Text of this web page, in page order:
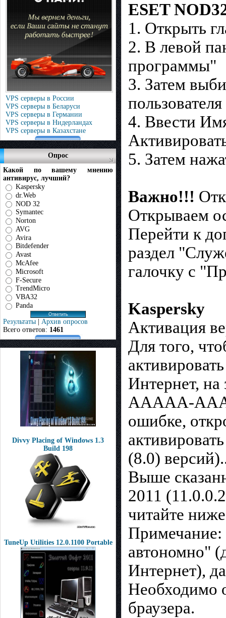
VPS серверы в России
VPS серверы в Беларуси
VPS серверы в Германии
VPS серверы в Нидерландах
VPS серверы в Казахстане
Опрос
Какой по вашему мнению
антивирус, лучший?
Kaspersky
dr.Web
NOD 32
Symantec
Norton
AVG
Avira
Bitdefender
Avast
McAfee
Microsoft
F-Secure
TrendMicro
VBA32
Panda
Результаты | Архив опросов
Всего ответов: 1461
Divvy Placing of Windows 1.3
Build 198
TuneUp Utilities 12.0.1100 Portable
ESET
1. Открыть
2. В левой
программы"
3. Затем
4. Ввести
5. Затем
Важно!!!
Открываем
Перейти к
раздел
галочку с
Kaspersky
Активация
Для того,
Интернет, на
AAAAA-
ошибке,
(8.0)
Выше
2011
читайте
Примечание:
автономно"
Интернет),
Необходимо
браузера.